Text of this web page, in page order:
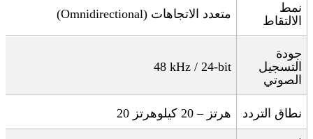
نمط
الالتقاط
متعدد الاتجاهات (Omnidirectional)
جودة
التسجيل
الصوتي
48 kHz / 24-bit
نطاق التردد 20 هرتز – 20 كيلوهرتز